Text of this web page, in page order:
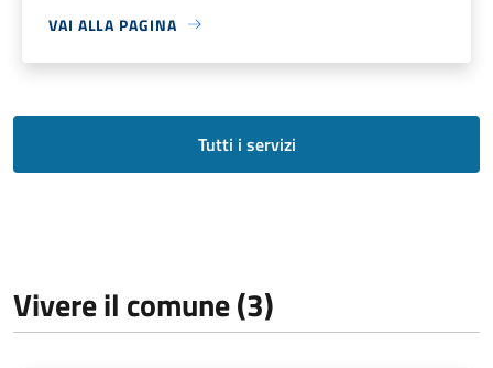
VAI ALLA PAGINA
Tutti i servizi
Vivere il comune (3)